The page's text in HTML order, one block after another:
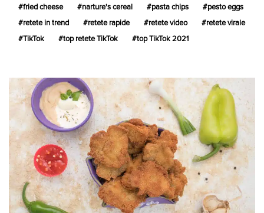
fried cheese narture's cereal pasta chips pesto eggs
retete in trend retete rapide retete video retete virale
TikTok top retete TikTok top TikTok 2021